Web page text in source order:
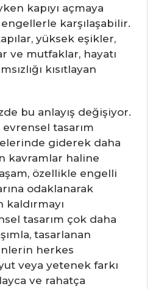
kapıyı açmaya
karşılaşabilir.
yüksek eşikler,
ve mutfaklar, hayatı
kısıtlayan
bu anlayış değişiyor.
tasarım
giderek daha
kavramlar haline
özellikle engelli
odaklanarak
tasarım çok daha
tasarlanan
herkes
veya yetenek farkı
ve rahatça